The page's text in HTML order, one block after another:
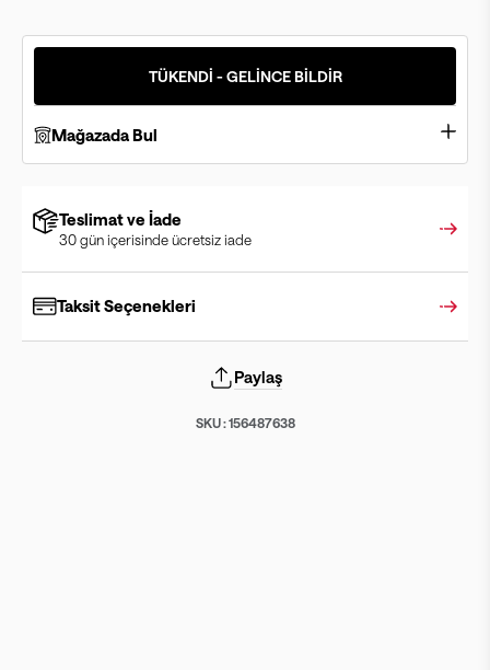
TÜKENDİ - GELİNCE BİLDİR
Mağazada Bul
Teslimat ve İade
30 gün içerisinde ücretsiz iade
Taksit Seçenekleri
Paylaş
SKU :156487638